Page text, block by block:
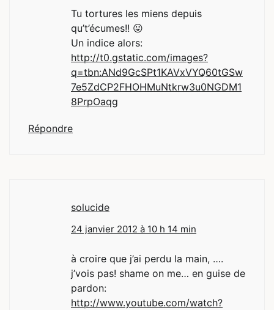
Tu tortures les miens depuis
qu’t’écumes!! 😛
Un indice alors:
http://t0.gstatic.com/images?
q=tbn:ANd9GcSPt1KAVxVYQ60tGSw
7e5ZdCP2FHOHMuNtkrw3u0NGDM1
8PrpOaqg
Répondre
solucide
24 janvier 2012 à 10 h 14 min
à croire que j’ai perdu la main, ….
j’vois pas! shame on me… en guise de
pardon:
http://www.youtube.com/watch?